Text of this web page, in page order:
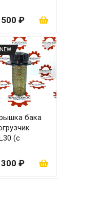
500 ₽
NEW
бака
(с
300 ₽